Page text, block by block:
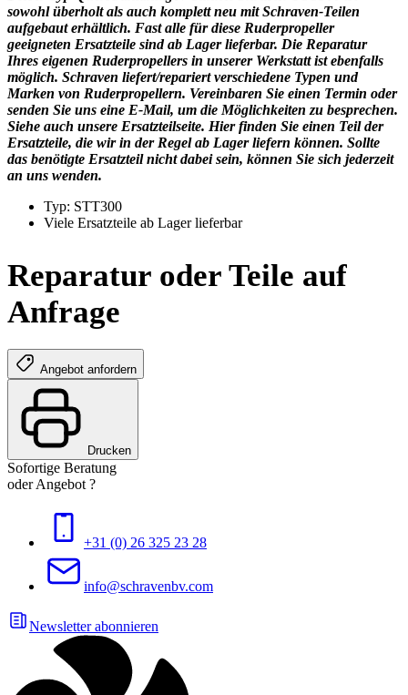
sowohl überholt als auch komplett neu mit Schraven-Teilen
aufgebaut erhältlich. Fast alle für diese Ruderpropeller
geeigneten Ersatzteile sind ab Lager lieferbar. Die Reparatur
Ihres eigenen Ruderpropellers in unserer Werkstatt ist ebenfalls
möglich. Schraven liefert/repariert verschiedene Typen und
Marken von Ruderpropellern. Vereinbaren Sie einen Termin oder
senden Sie uns eine E-Mail, um die Möglichkeiten zu besprechen.
Siehe auch unsere Ersatzteilseite. Hier finden Sie einen Teil der
Ersatzteile, die wir in der Regel ab Lager liefern können. Sollte
das benötigte Ersatzteil nicht dabei sein, können Sie sich jederzeit
an uns wenden.
Typ: STT300
Viele Ersatzteile ab Lager lieferbar
Reparatur oder Teile auf
Anfrage
Angebot anfordern
Drucken
Sofortige Beratung
oder Angebot ?
+31 (0) 26 325 23 28
info@schravenbv.com
Newsletter abonnieren